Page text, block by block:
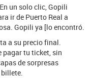
. En un solo clic, Gopili
ir de Puerto Real a
Gopili ya [lo encontró.
a su precio final.
pagar tu ticket, sin
de sorpresas